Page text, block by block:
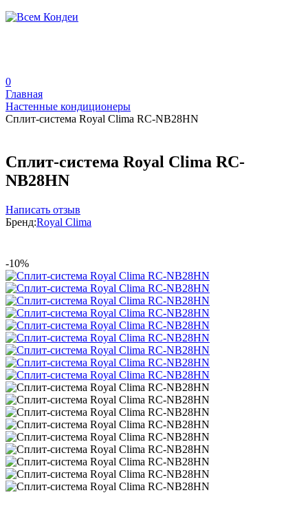
0
Главная
Настенные кондиционеры
Сплит-система Royal Clima RC-NB28HN
Сплит-система Royal Clima RC-
NB28HN
Написать отзыв
Бренд:Royal Clima
-10%